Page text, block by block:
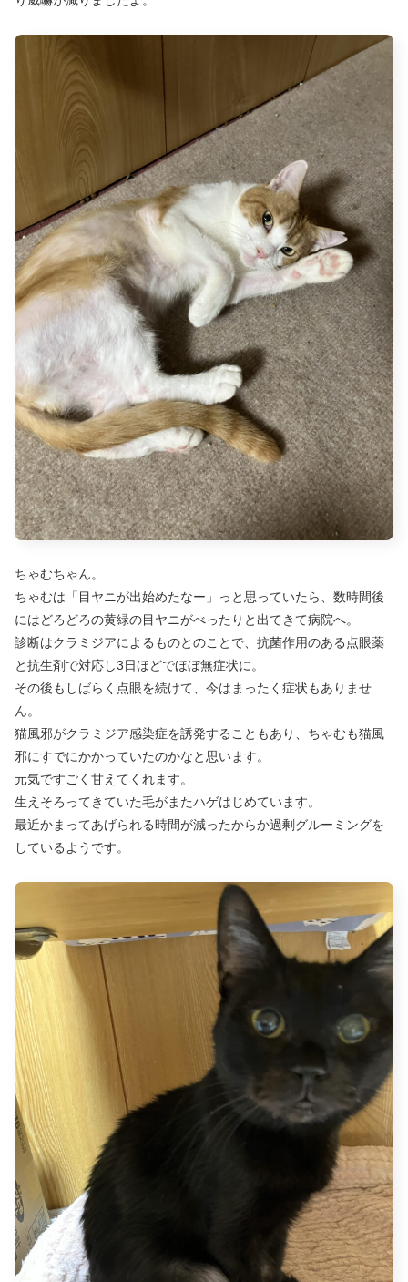
ちゃむちゃん。
ちゃむは「目ヤニが出始めたなー」っと思っていたら、数時間後
にはどろどろの黄緑の目ヤニがべったりと出てきて病院へ。
診断はクラミジアによるものとのことで、抗菌作用のある点眼薬
と抗生剤で対応し3日ほどでほぼ無症状に。
その後もしばらく点眼を続けて、今はまったく症状もありませ
ん。
猫風邪がクラミジア感染症を誘発することもあり、ちゃむも猫風
邪にすでにかかっていたのかなと思います。
元気ですごく甘えてくれます。
生えそろってきていた毛がまたハゲはじめています。
最近かまってあげられる時間が減ったからか過剰グルーミングを
しているようです。